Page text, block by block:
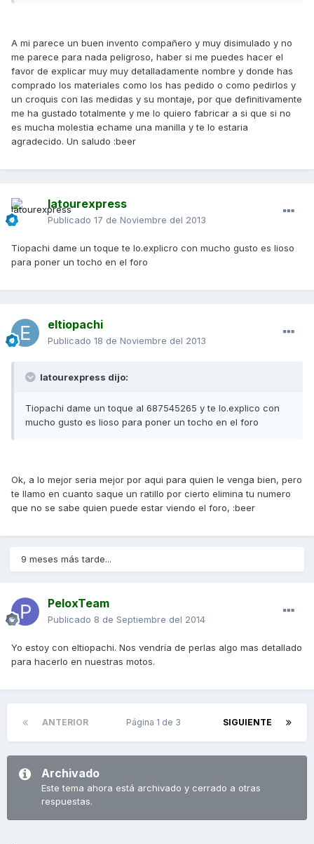
A mi parece un buen invento compañero y muy disimulado y no
me parece para nada peligroso, haber si me puedes hacer el
favor de explicar muy muy detalladamente nombre y donde has
comprado los materiales como los has pedido o como pedirlos y
un croquis con las medidas y su montaje, por que definitivamente
me ha gustado totalmente y me lo quiero fabricar a si que si no
es mucha molestia echame una manilla y te lo estaria
agradecido. Un saludo :beer
latourexpress
Publicado 17 de Noviembre del 2013
Tiopachi dame un toque te lo.explicro con mucho gusto es lioso
para poner un tocho en el foro
eltiopachi
Publicado 18 de Noviembre del 2013
latourexpress dijo:
Tiopachi dame un toque al 687545265 y te lo.explico con
mucho gusto es lioso para poner un tocho en el foro
Ok, a lo mejor seria mejor por aqui para quien le venga bien, pero
te llamo en cuanto saque un ratillo por cierto elimina tu numero
que no se sabe quien puede estar viendo el foro, :beer
9 meses más tarde...
PeloxTeam
Publicado 8 de Septiembre del 2014
Yo estoy con eltiopachi. Nos vendría de perlas algo mas detallado
para hacerlo en nuestras motos.
ANTERIOR SIGUIENTE
Página 1 de 3
Archivado
Este tema ahora está archivado y cerrado a otras
respuestas.